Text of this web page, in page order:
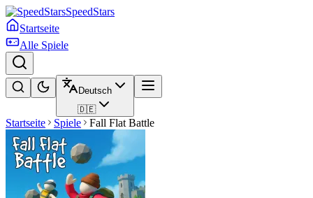
SpeedStars
Startseite
Alle Spiele
Deutsch
🇩🇪
Startseite Spiele Fall Flat Battle